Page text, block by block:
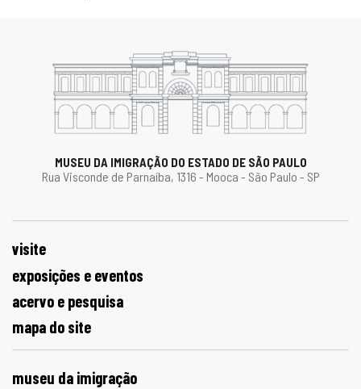
MUSEU DA IMIGRAÇÃO DO ESTADO DE SÃO PAULO
Rua Visconde de Parnaíba, 1316 - Mooca - São Paulo - SP
visite
exposições e eventos
acervo e pesquisa
mapa do site
museu da imigração